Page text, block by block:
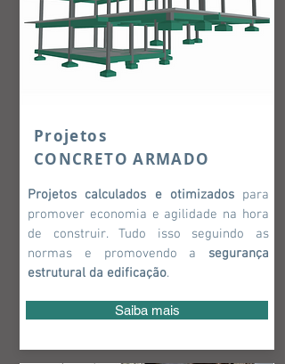
Projetos
CONCRETO ARMADO
Projetos calculados e otimizadospara
promover economia e agilidade na hora
de construir. Tudo isso seguindo as
normas e promovendo a segurança
estrutural da edificação.
Saiba mais